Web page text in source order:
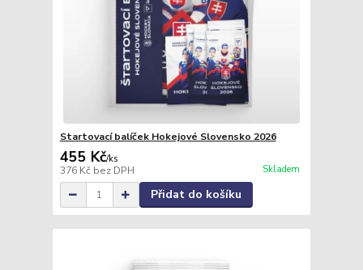
Startovací balíček Hokejové Slovensko 2026
455 Kč/ks
376 Kč bez DPH Skladem
Přidat do košíku